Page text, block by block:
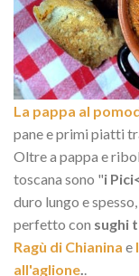
La pappa al
pane e primi piatti
Oltre a pappa e
toscana sono "i
duro lungo e
perfetto con sughi
Ragù di Chianina e
all'aglione..